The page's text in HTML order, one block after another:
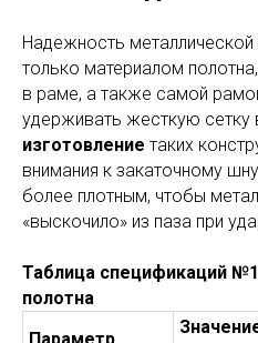
Надежность
только материалом
в раме, а также самой
удерживать жесткую сетку
изготовление таких
внимания к закаточному
более плотным, чтобы
«выскочило» из паза при
Таблица спецификаций
полотна